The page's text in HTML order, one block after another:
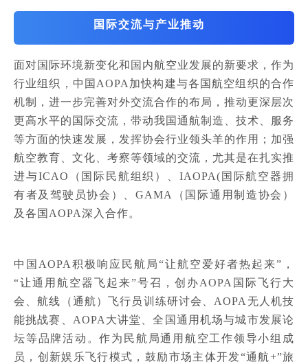
国际交流与产业推动
面对国际环境新变化和国内航空业发展的新要求，作为
行业组织，中国AOPA加快构建与各国航空组织的合作
机制，进一步完善对外交流合作的布局，推动更深层次
更高水平的国际交流，带动我国通航制造、技术、服务
等方面的快速发展，发挥协会行业领头羊的作用；加强
航空教育、文化、考察等领域的交流，尤其是在扎实推
进与ICAO（国际民航组织）、IAOPA(国际航空器拥
有者及驾驶员协会）、GAMA（国际通用制造协会）
及各国AOPA深入合作。
中国AOPA积极响应民航局“让航空爱好者热起来”，
“让通用航空器飞起来”号召，创办AOPA国际飞行大
会、航线（通航）飞行员训练研讨会、AOPA无人机技
能挑战赛、AOPA大讲堂、全国通用机场与城市发展论
坛等品牌活动。作为民航局通用航空工作领导小组成
员，创新娱乐飞行模式，鼓励市场主体开发“通航+”旅